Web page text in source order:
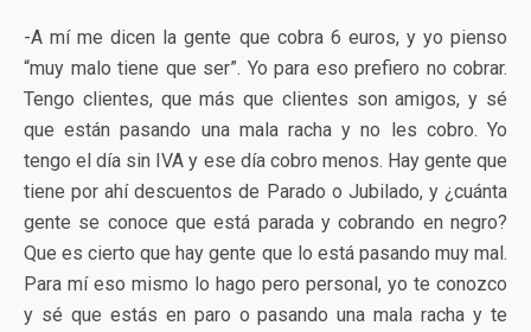
-A mí me dicen la gente que cobra 6 euros, y yo pienso
“muy malo tiene que ser”. Yo para eso prefiero no cobrar.
Tengo clientes, que más que clientes son amigos, y sé
que están pasando una mala racha y no les cobro. Yo
tengo el día sin IVA y ese día cobro menos. Hay gente que
tiene por ahí descuentos de Parado o Jubilado, y ¿cuánta
gente se conoce que está parada y cobrando en negro?
Que es cierto que hay gente que lo está pasando muy mal.
Para mí eso mismo lo hago pero personal, yo te conozco
y sé que estás en paro o pasando una mala racha y te